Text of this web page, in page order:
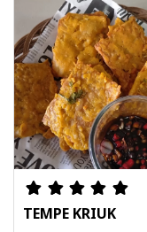
TEMPE KRIUK